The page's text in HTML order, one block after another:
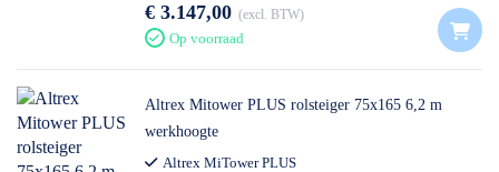
€ 3.147,00 excl. BTW
Op voorraad
Altrex Mitower PLUS rolsteiger 75x165 6,2 m
werkhoogte
Altrex MiTower PLUS